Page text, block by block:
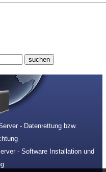
- Datenrettung bzw.
- Software Installation und